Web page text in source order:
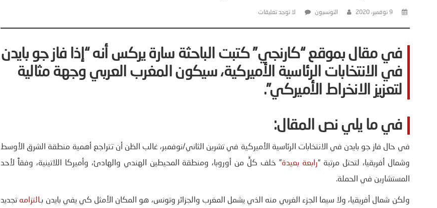
9 نوفمبر، 2020 التونسيون لا توجد تعليقات
في مقال بموقع “كارنجي” كتبت الباحثة سارة يركس أنه “إذا فاز جو بايدن
في الانتخابات الرئاسية الأميركية، سيكون المغرب العربي وجهة مثالية
لتعزيز الانخراط الأميركي”.
في ما يلي نص المقال:
في حال فاز جو بايدن في الانتخابات الرئاسية الأميركية في تشرين الثاني/نوفمبر، غالب الظن أن تتراجع أهمية منطقة الشرق الأوسط
وشمال أفريقيا، لتحتل مرتبة “رابعة بعيدة” خلف كلٍّ من أوروبا، ومنطقة المحيطين الهندي والهادئ، وأميركا اللاتينية، وفقاً لأحد
المستشارين في الحملة.
ولكن شمال أفريقيا، ولا سيما الجزء الغربي منه الذي يشمل المغرب والجزائر وتونس، هو المكان الأمثل كي يفي بايدن بـالتزامه تجديد